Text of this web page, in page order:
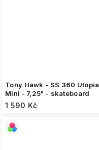
Tony Hawk - SS 360 Utopia
Mini - 7,25" - skateboard
1 590 Kč